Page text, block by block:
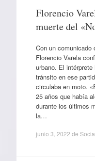
Florencio
muerte del
Con un comunicado
Florencio Varela
urbano. El
tránsito en ese
circulaba en moto.
25 años que había
durante los últimos
la…
junio 3, 2022 de